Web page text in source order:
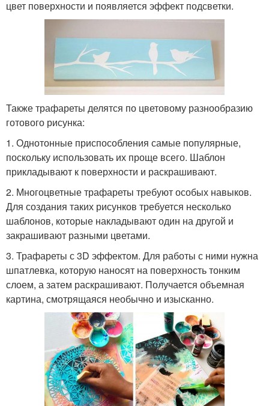
цвет поверхности и появляется эффект подсветки.
Также трафареты делятся по цветовому разнообразию
готового рисунка:
1. Однотонные приспособления самые популярные,
поскольку использовать их проще всего. Шаблон
прикладывают к поверхности и раскрашивают.
2. Многоцветные трафареты требуют особых навыков.
Для создания таких рисунков требуется несколько
шаблонов, которые накладывают один на другой и
закрашивают разными цветами.
3. Трафареты с 3D эффектом. Для работы с ними нужна
шпатлевка, которую наносят на поверхность тонким
слоем, а затем раскрашивают. Получается объемная
картина, смотрящаяся необычно и изысканно.